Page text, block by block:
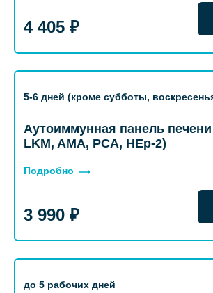
4 405 ₽
5-6 дней (кроме субботы,
Аутоиммунная панель печени
LKM, AMA, PCA, HEp-2)
Подробно
3 990 ₽
до 5 рабочих дней